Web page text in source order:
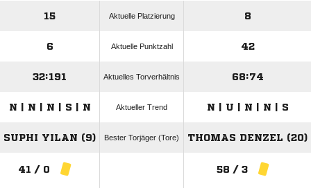
15 Aktuelle Platzierung 8
6 Aktuelle Punktzahl 42
32:191 Aktuelles Torverhältnis 68:74
N | N | N | S | N Aktueller Trend N | U | N | N | S
SUPHI YILAN (9) Bester Torjäger (Tore) THOMAS DENZEL (20)
41 / 0 58 / 3